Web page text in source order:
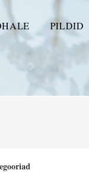
PILDID